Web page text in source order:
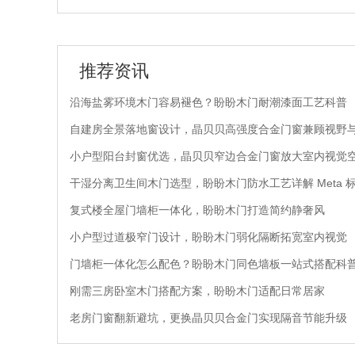
推荐资讯
沿海盐雾环境木门容易褪色？盼盼木门耐潮漆面工艺科普
自建房全景落地窗设计，晶贝贝高强度合金门窗兼顾视野
小户型阳台封窗优选，晶贝贝窄边合金门窗放大室内视觉
干湿分离卫生间木门选型，盼盼木门防水工艺详解 Meta
复式楼全屋门墙柜一体化，盼盼木门打造简约静奢风
小户型过道极窄门设计，盼盼木门弱化隔断拓宽室内视觉
门墙柜一体化怎么配色？盼盼木门同色墙板一站式搭配科
刚需三房卧室木门搭配方案，盼盼木门适配日常居家
老房门窗翻新避坑，更换晶贝贝合金门实现隔音节能升级